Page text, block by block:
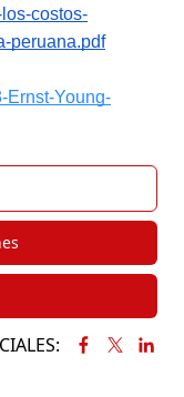
costos-
peruana.pdf
Ernst-Young-